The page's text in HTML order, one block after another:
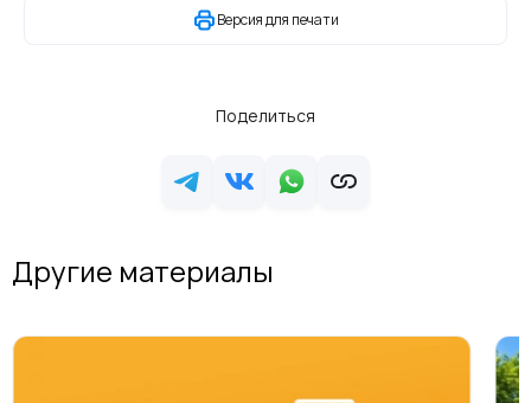
Версия для печати
Поделиться
Другие материалы